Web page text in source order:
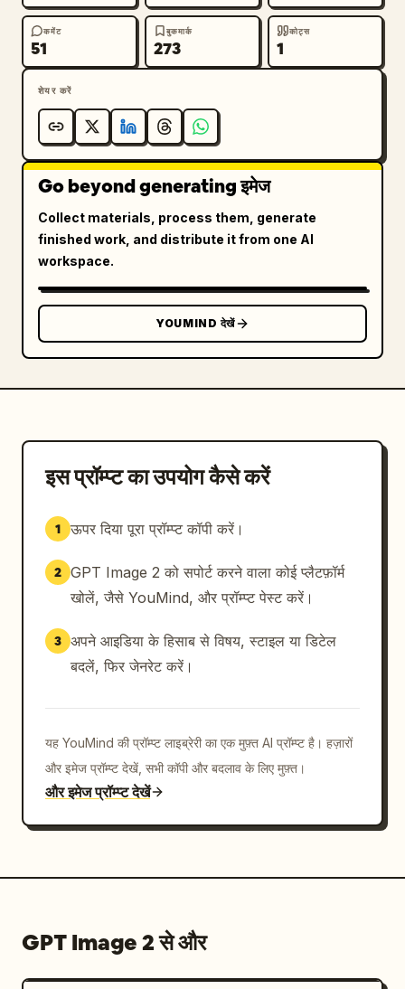
कमेंट
51
बुकमार्क
273
कोट्स
1
शेयर करें
Go beyond generating इमेज
Collect materials, process them, generate
finished work, and distribute it from one AI
workspace.
YOUMIND देखें
इस प्रॉम्प्ट का उपयोग कैसे करें
1 ऊपर दिया पूरा प्रॉम्प्ट कॉपी करें।
2 GPT Image 2 को सपोर्ट करने वाला कोई प्लैटफ़ॉर्म
खोलें, जैसे YouMind, और प्रॉम्प्ट पेस्ट करें।
3 अपने आइडिया के हिसाब से विषय, स्टाइल या डिटेल
बदलें, फिर जेनरेट करें।
यह YouMind की प्रॉम्प्ट लाइब्रेरी का एक मुफ़्त AI प्रॉम्प्ट है। हज़ारों
और इमेज प्रॉम्प्ट देखें, सभी कॉपी और बदलाव के लिए मुफ़्त।
और इमेज प्रॉम्प्ट देखें
GPT Image 2 से और